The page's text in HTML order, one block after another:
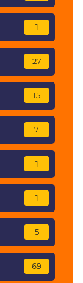
1
27
15
7
1
1
5
69